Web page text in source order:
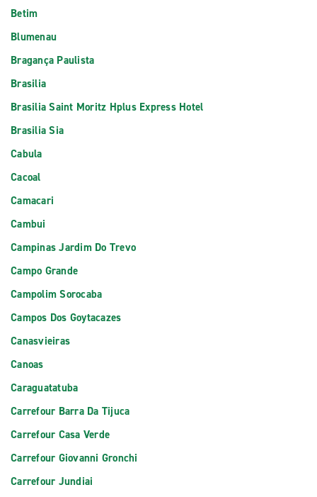
Betim
Blumenau
Bragança Paulista
Brasilia
Brasilia Saint Moritz Hplus Express Hotel
Brasilia Sia
Cabula
Cacoal
Camacari
Cambui
Campinas Jardim Do Trevo
Campo Grande
Campolim Sorocaba
Campos Dos Goytacazes
Canasvieiras
Canoas
Caraguatatuba
Carrefour Barra Da Tijuca
Carrefour Casa Verde
Carrefour Giovanni Gronchi
Carrefour Jundiai